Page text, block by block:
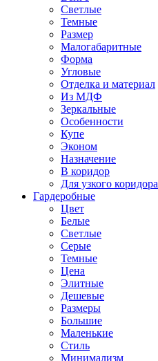
Светлые
Темные
Размер
Малогабаритные
Форма
Угловые
Отделка и материал
Из МДФ
Зеркальные
Особенности
Купе
Эконом
Назначение
В коридор
Для узкого коридора
Гардеробные
Цвет
Белые
Светлые
Серые
Темные
Цена
Элитные
Дешевые
Размеры
Большие
Маленькие
Стиль
Минимализм